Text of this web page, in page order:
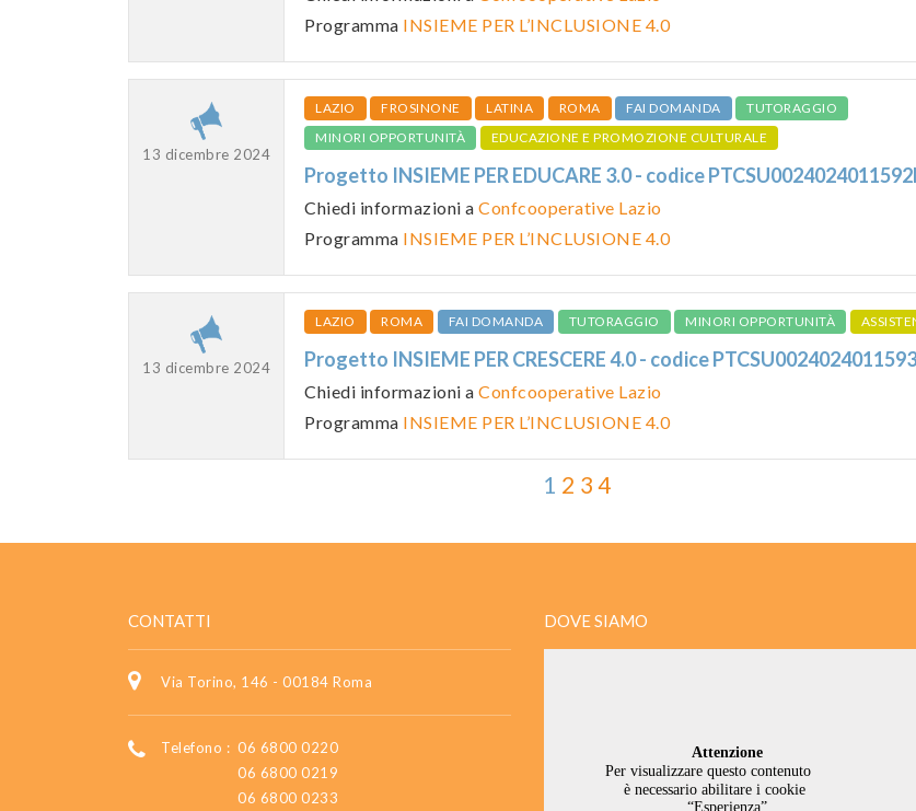
Programma INSIEME PER L’INCLUSIONE 4.0
13 dicembre 2024
LAZIO FROSINONE LATINA ROMA FAI DOMANDA
TUTORAGGIO
MINORI OPPORTUNITÀ
EDUCAZIONE E PROMOZIONE CULTURALE
Progetto INSIEME PER EDUCARE 3.0 - codice
Chiedi informazioni a Confcooperative Lazio
Programma INSIEME PER L’INCLUSIONE 4.0
13 dicembre 2024
LAZIO ROMA FAI DOMANDA TUTORAGGIO MINORI OPPORTUNITÀ
Progetto INSIEME PER CRESCERE 4.0 - codice
Chiedi informazioni a Confcooperative Lazio
Programma INSIEME PER L’INCLUSIONE 4.0
1 2 3 4
CONTATTI
Via Torino, 146 - 00184 Roma
Telefono : 06 6800 0220
06 6800 0219
06 6800 0233
DOVE SIAMO